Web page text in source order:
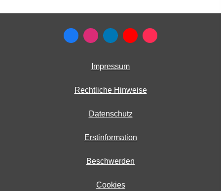
Impressum
Rechtliche Hinweise
Datenschutz
Erstinformation
Beschwerden
Cookies